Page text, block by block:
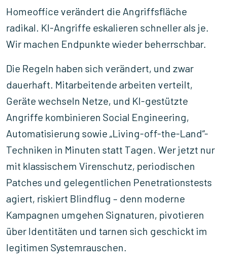
Homeoffice verändert die Angriffsfläche
radikal. KI-Angriffe eskalieren schneller als je.
Wir machen Endpunkte wieder beherrschbar.
Die Regeln haben sich verändert, und zwar
dauerhaft. Mitarbeitende arbeiten verteilt,
Geräte wechseln Netze, und KI-gestützte
Angriffe kombinieren Social Engineering,
Automatisierung sowie „Living-off-the-Land“-
Techniken in Minuten statt Tagen. Wer jetzt nur
mit klassischem Virenschutz, periodischen
Patches und gelegentlichen Penetrationstests
agiert, riskiert Blindflug – denn moderne
Kampagnen umgehen Signaturen, pivotieren
über Identitäten und tarnen sich geschickt im
legitimen Systemrauschen.